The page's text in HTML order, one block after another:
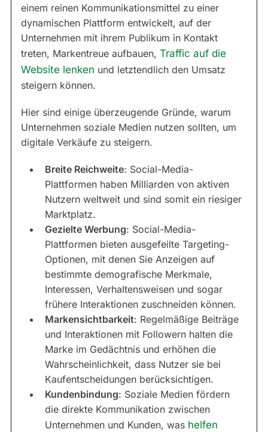
einem reinen Kommunikationsmittel zu einer
dynamischen Plattform entwickelt, auf der
Unternehmen mit ihrem Publikum in Kontakt
treten, Markentreue aufbauen, Traffic auf die
Website lenken und letztendlich den Umsatz
steigern können.
Hier sind einige überzeugende Gründe, warum
Unternehmen soziale Medien nutzen sollten, um
digitale Verkäufe zu steigern.
Breite Reichweite: Social-Media-
Plattformen haben Milliarden von aktiven
Nutzern weltweit und sind somit ein riesiger
Marktplatz.
Gezielte Werbung: Social-Media-
Plattformen bieten ausgefeilte Targeting-
Optionen, mit denen Sie Anzeigen auf
bestimmte demografische Merkmale,
Interessen, Verhaltensweisen und sogar
frühere Interaktionen zuschneiden können.
Markensichtbarkeit: Regelmäßige Beiträge
und Interaktionen mit Followern halten die
Marke im Gedächtnis und erhöhen die
Wahrscheinlichkeit, dass Nutzer sie bei
Kaufentscheidungen berücksichtigen.
Kundenbindung: Soziale Medien fördern
die direkte Kommunikation zwischen
Unternehmen und Kunden, was helfen